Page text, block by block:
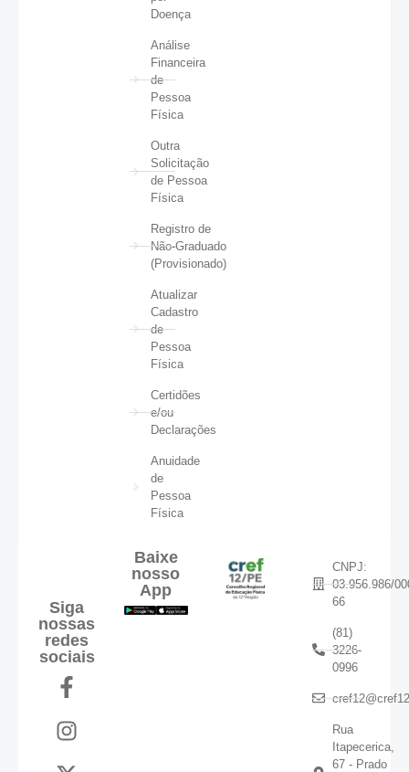
Doença
Análise
Financeira
de
Pessoa
Física
Outra
Solicitação
de Pessoa
Física
Registro de
Não-Graduado
(Provisionado)
Atualizar
Cadastro
de
Pessoa
Física
Certidões
e/ou
Declarações
Anuidade
de
Pessoa
Física
Siga
nossas
redes
sociais
Baixe
nosso
App
CNPJ:
03.956.986/
66
(81)
3226-
0996
Rua
Itapecerica,
67 - Prado